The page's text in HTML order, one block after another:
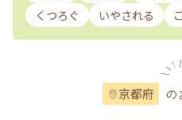
くつろぐ
いやされる
京都府